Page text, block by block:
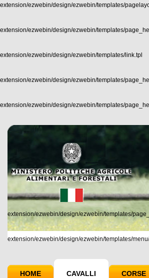
extension/ezwebin/design/ezwebin/templates/
extension/ezwebin/design/ezwebin/templates/
extension/ezwebin/design/ezwebin/templates/link.tpl
extension/ezwebin/design/ezwebin/templates/
extension/ezwebin/design/ezwebin/templates/
extension/ezwebin/design/ezwebin/templates/
extension/ezwebin/design/ezwebin/templates/
HOME CAVALLI CORSE